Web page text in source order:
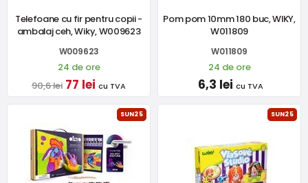
Telefoane cu fir pentru copii -
ambalaj ceh, Wiky, W009623
W009623
24 de ore
90,6 lei 77 lei cu TVA
Pom pom 10mm 180 buc, WIKY,
W011809
W011809
24 de ore
6,3 lei cu TVA
SUN25 SUN25